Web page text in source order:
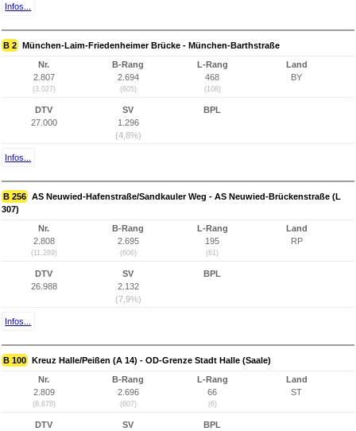
Infos...
B 2 München-Laim-Friedenheimer Brücke - München-Barthstraße
Nr.
2.807
(3.027)
B-Rang
2.694
(605)
L-Rang
468
(108)
Land
BY
DTV
27.000
SV
1.296
(4,8%)
BPL
Infos...
B 256 AS Neuwied-Hafenstraße/Sandkauler Weg - AS Neuwied-Brückenstraße (L
307)
Nr.
2.808
(11.289)
B-Rang
2.695
(606)
L-Rang
195
(61)
Land
RP
DTV
26.988
SV
2.132
(7,9%)
BPL
Infos...
B 100 Kreuz Halle/Peißen (A 14) - OD-Grenze Stadt Halle (Saale)
Nr.
2.809
(8.678)
B-Rang
2.696
(607)
L-Rang
66
(6)
Land
ST
DTV
SV
BPL